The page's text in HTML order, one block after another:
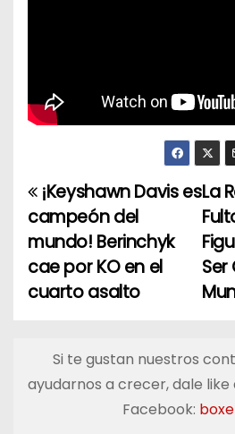
N
a
v
a
La
¡Keyshawn Davis es
campeón del
mundo! Berinchyk
cae por KO en el
cuarto asalto
Si te gustan nuestros
ayudarnos a crecer, dale
Facebook: